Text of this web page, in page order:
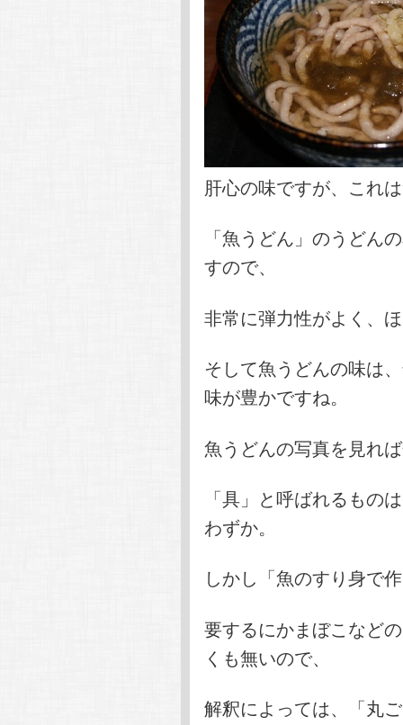
肝心の味ですが、これ
「魚うどん」のうどん
すので、
非常に弾力性がよく、
そして魚うどんの味は
味が豊かですね。
魚うどんの写真を見れ
「具」と呼ばれるもの
わずか。
しかし「魚のすり身で
要するにかまぼこなど
くも無いので、
解釈によっては、「丸